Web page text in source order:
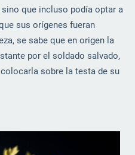
que incluso podía optar a
sus orígenes fueran
se sabe que en origen la
por el soldado salvado,
sobre la testa de su